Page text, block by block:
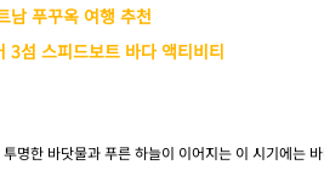
남 푸꾸옥 여행 추천
3섬 스피드보트 바다 액티비티
명한 바닷물과 푸른 하늘이 이어지는 이 시기에는